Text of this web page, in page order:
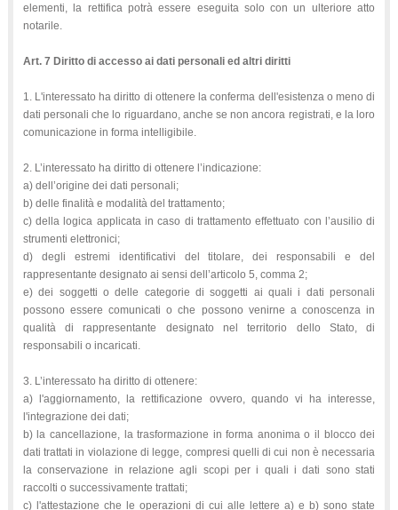
elementi, la rettifica potrà essere eseguita solo con un ulteriore atto
notarile.
Art. 7 Diritto di accesso ai dati personali ed altri diritti
1. L'interessato ha diritto di ottenere la conferma dell'esistenza o meno di
dati personali che lo riguardano, anche se non ancora registrati, e la loro
comunicazione in forma intelligibile.
2. L’interessato ha diritto di ottenere l’indicazione:
a) dell’origine dei dati personali;
b) delle finalità e modalità del trattamento;
c) della logica applicata in caso di trattamento effettuato con l’ausilio di
strumenti elettronici;
d) degli estremi identificativi del titolare, dei responsabili e del
rappresentante designato ai sensi dell’articolo 5, comma 2;
e) dei soggetti o delle categorie di soggetti ai quali i dati personali
possono essere comunicati o che possono venirne a conoscenza in
qualità di rappresentante designato nel territorio dello Stato, di
responsabili o incaricati.
3. L’interessato ha diritto di ottenere:
a) l'aggiornamento, la rettificazione ovvero, quando vi ha interesse,
l'integrazione dei dati;
b) la cancellazione, la trasformazione in forma anonima o il blocco dei
dati trattati in violazione di legge, compresi quelli di cui non è necessaria
la conservazione in relazione agli scopi per i quali i dati sono stati
raccolti o successivamente trattati;
c) l'attestazione che le operazioni di cui alle lettere a) e b) sono state